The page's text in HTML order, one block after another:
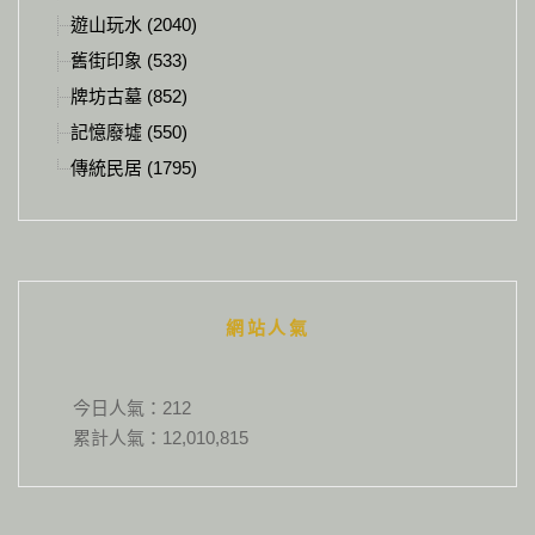
遊山玩水 (2040)
舊街印象 (533)
牌坊古墓 (852)
記憶廢墟 (550)
傳統民居 (1795)
網站人氣
今日人氣： 212
累計人氣： 12,010,815